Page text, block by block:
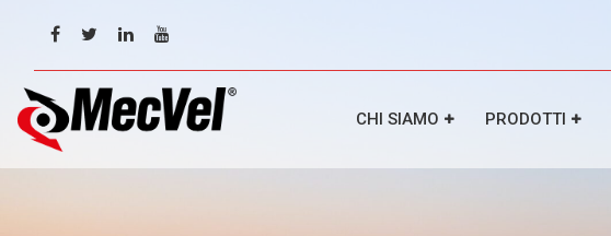
CHI SIAMO PRODOTTI